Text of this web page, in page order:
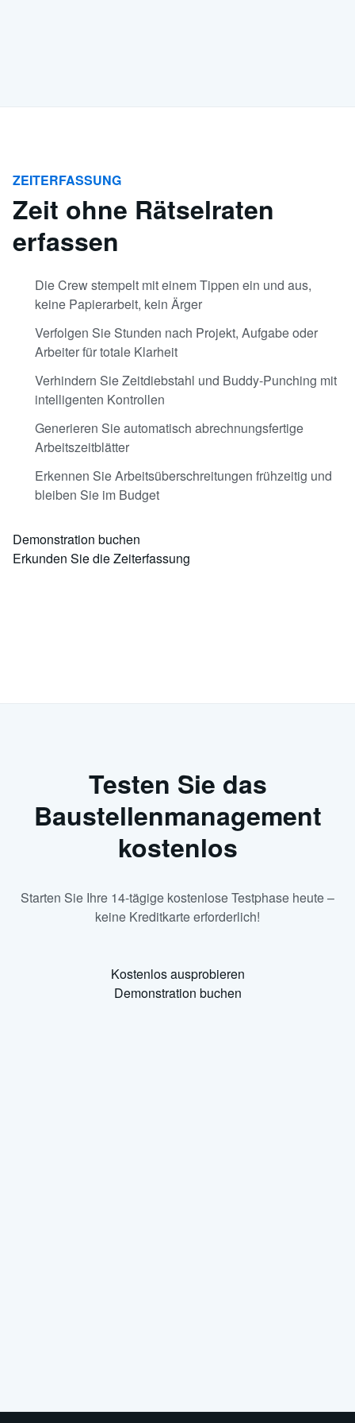
ZEITERFASSUNG
Zeit ohne Rätselraten
erfassen
Die Crew stempelt mit einem Tippen ein und aus,
keine Papierarbeit, kein Ärger
Verfolgen Sie Stunden nach Projekt, Aufgabe oder
Arbeiter für totale Klarheit
Verhindern Sie Zeitdiebstahl und Buddy-Punching mit
intelligenten Kontrollen
Generieren Sie automatisch abrechnungsfertige
Arbeitszeitblätter
Erkennen Sie Arbeitsüberschreitungen frühzeitig und
bleiben Sie im Budget
Demonstration buchen
Erkunden Sie die Zeiterfassung
Testen Sie das
Baustellenmanagement
kostenlos
Starten Sie Ihre 14-tägige kostenlose Testphase heute –
keine Kreditkarte erforderlich!
Kostenlos ausprobieren
Demonstration buchen